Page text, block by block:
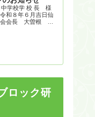
中学校学 校 長 様
和８年６月吉日仙
会会長 大曽根 学
PT...
ロック研